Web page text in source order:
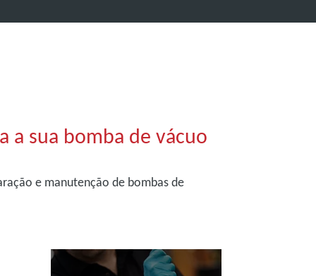
a sua bomba de vácuo
e manutenção de bombas de